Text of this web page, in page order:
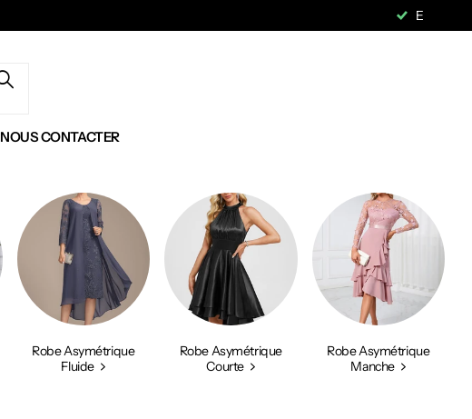
NOUS CONTACTER
Robe Asymétrique
Fluide
Robe Asymétrique
Courte
Robe Asymétrique
Manche